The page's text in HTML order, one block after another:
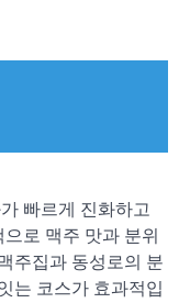
빠르게 진화하고
로 맥주 맛과 분위
주집과 동성로의 분
는 코스가 효과적입